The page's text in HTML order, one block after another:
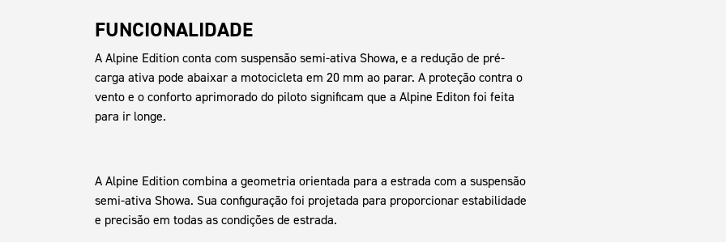
FUNCIONALIDADE
A Alpine Edition conta com suspensão semi-ativa Showa, e a redução de pré-
carga ativa pode abaixar a motocicleta em 20 mm ao parar. A proteção contra o
vento e o conforto aprimorado do piloto significam que a Alpine Editon foi feita
para ir longe.
A Alpine Edition combina a geometria orientada para a estrada com a suspensão
semi-ativa Showa. Sua configuração foi projetada para proporcionar estabilidade
e precisão em todas as condições de estrada.